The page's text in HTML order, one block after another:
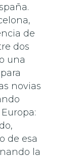
de
dos
una
novias
de esa
la